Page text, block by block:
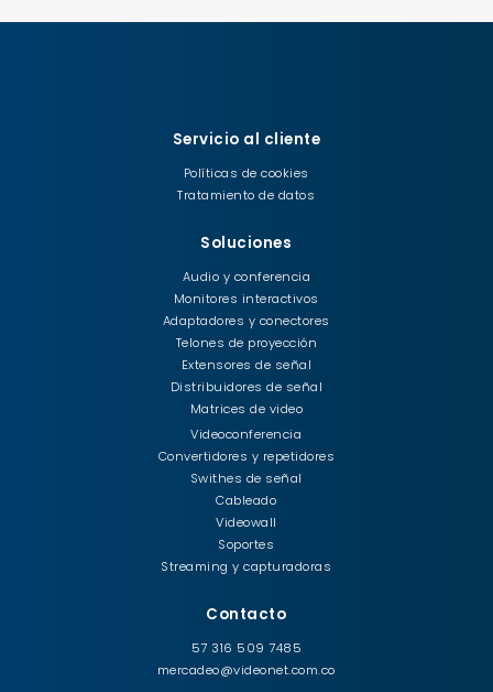
Servicio al cliente
Políticas de cookies
Tratamiento de datos
Soluciones
Audio y conferencia
Monitores interactivos
Adaptadores y conectores
Telones de proyección
Extensores de señal
Distribuidores de señal
Matrices de video
Videoconferencia
Convertidores y repetidores
Swithes de señal
Cableado
Videowall
Soportes
Streaming y capturadoras
Contacto
57 316 509 7485
mercadeo@videonet.com.co